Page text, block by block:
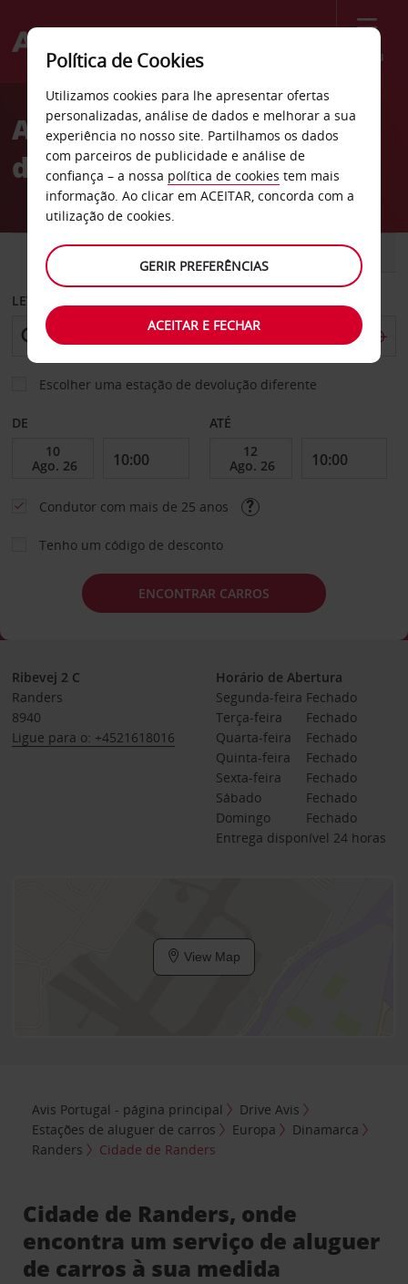
Menu
Welcome
AvisAluguer de carros Cidade
de Randers
CARRO COMERCIAIS
LEVANTAR EM
Escolher uma estação de devolução diferente
DE ATÉ
Condutor com mais de 25 anos
Tenho um código de desconto
ENCONTRAR CARROS
Ribevej 2 C
Randers
8940
Ligue para o: +4521618016
Horário de Abertura
Segunda-feira Fechado
Terça-feira
Fechado
Quarta-feira
Fechado
Quinta-feira
Fechado
Sexta-feira
Fechado
Sábado
Fechado
Domingo
Fechado
Entrega disponível 24 horas
View Map
Avis Portugal - página principal
Drive Avis
Estações de aluguer de carros
Europa
Dinamarca
Randers
Cidade de Randers
Cidade de Randers, onde
encontra um serviço de aluguer
de carros à sua medida
Política de Cookies
Utilizamos cookies para lhe apresentar ofertas
personalizadas, análise de dados e melhorar a sua
experiência no nosso site. Partilhamos os dados
com parceiros de publicidade e análise de
confiança – a nossa política de cookies tem mais
informação. Ao clicar em ACEITAR, concorda com a
utilização de cookies.
GERIR PREFERÊNCIAS
ACEITAR E FECHAR